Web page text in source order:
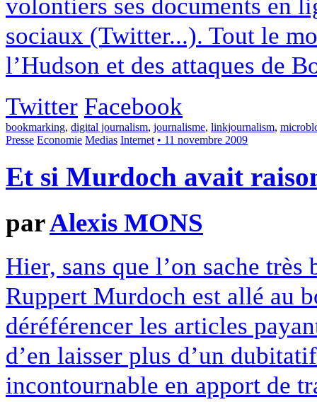
volontiers ses documents en
sociaux (Twitter...). Tout le
l’Hudson et des attaques de
Twitter Facebook
bookmarking, digital journalism, journalisme, linkjournalism,
Presse Economie Medias Internet • 11 novembre 2009
Et si Murdoch avait
parAlexis MONS
Hier, sans que l’on sache
Ruppert Murdoch est allé au
déréférencer les articles
d’en laisser plus d’un
incontournable en apport de